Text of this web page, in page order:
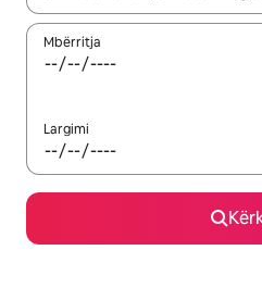
Mbërritja
Largimi